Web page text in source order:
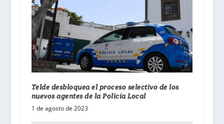
Telde desbloquea el proceso selectivo de los
nuevos agentes de la Policía Local
1 de agosto de 2023